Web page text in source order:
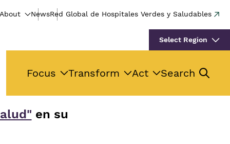
About NewsRed Global de Hospitales Verdes y Saludables
Select Region
Focus Transform Act Search
en su